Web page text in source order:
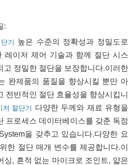
:
기 높은 수준의 정확성과 정밀도로
레이저 제어 기술과 함께 절단 시스
고 정밀한 절단을 보장합니다.이러한
완제품의 품질을 향상시킬 뿐만 아
전반적인 절단 효율성을 향상시킵니
저 절단기 다양한 두께와 재료 유형을
프로세스 데이터베이스를 갖춘 독점
을 갖추고 있습니다.다양한 요
한 절단 매개 변수를 제공합니다.이
싱, 흔적 없는 마이크로 조인트, 얇은